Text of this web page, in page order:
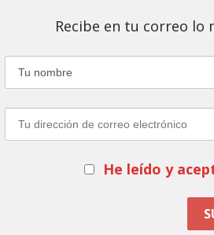
Recibe en tu correo lo
He leído y